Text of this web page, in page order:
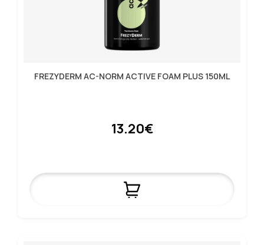
FREZYDERM AC-NORM ACTIVE FOAM PLUS 150ML
13.20€